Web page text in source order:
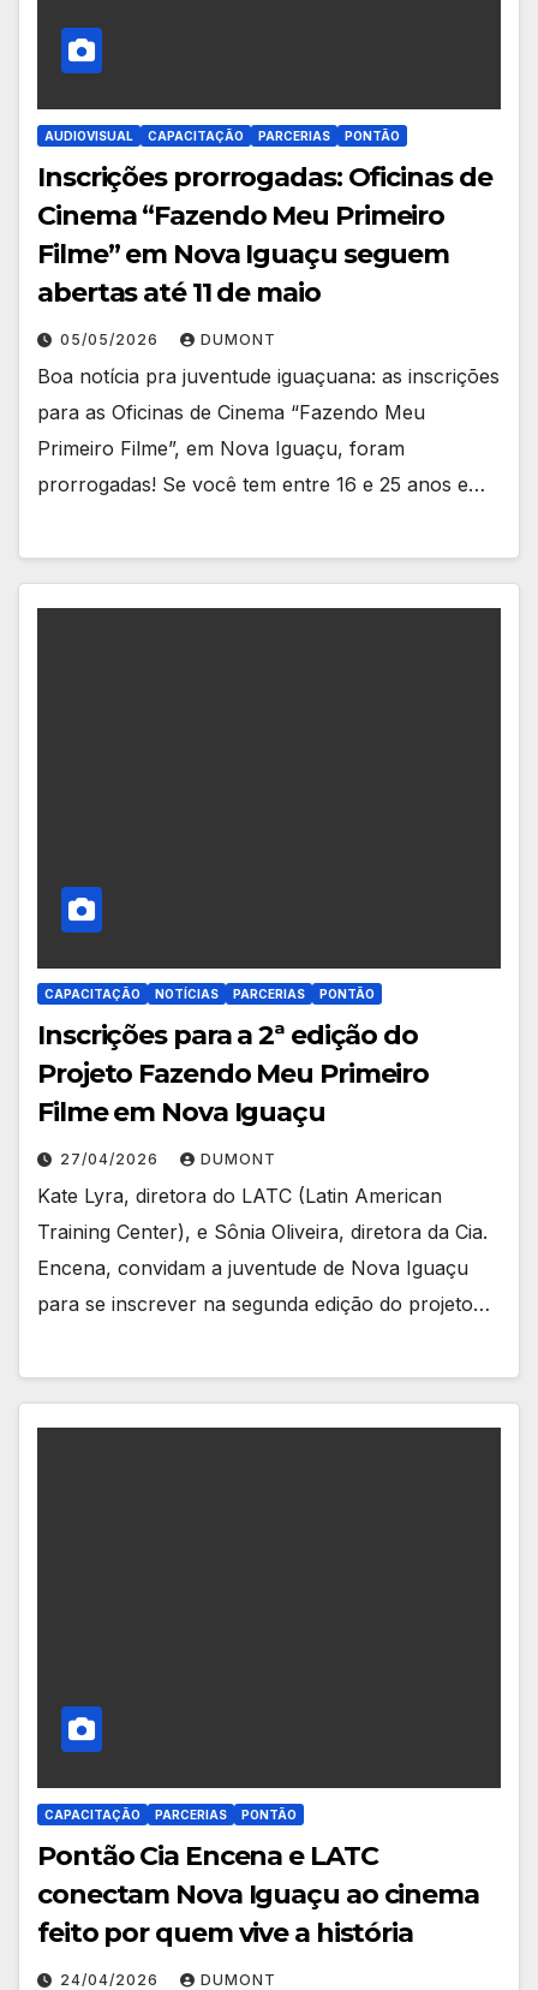
AUDIOVISUAL CAPACITAÇÃO PARCERIAS PONTÃO
Inscrições prorrogadas: Oficinas de
Cinema “Fazendo Meu Primeiro
Filme” em Nova Iguaçu seguem
abertas até 11 de maio
05/05/2026 DUMONT
Boa notícia pra juventude iguaçuana: as inscrições
para as Oficinas de Cinema “Fazendo Meu
Primeiro Filme”, em Nova Iguaçu, foram
prorrogadas! Se você tem entre 16 e 25 anos e…
CAPACITAÇÃO NOTÍCIAS PARCERIAS PONTÃO
Inscrições para a 2ª edição do
Projeto Fazendo Meu Primeiro
Filme em Nova Iguaçu
27/04/2026 DUMONT
Kate Lyra, diretora do LATC (Latin American
Training Center), e Sônia Oliveira, diretora da Cia.
Encena, convidam a juventude de Nova Iguaçu
para se inscrever na segunda edição do projeto…
CAPACITAÇÃO PARCERIAS PONTÃO
Pontão Cia Encena e LATC
conectam Nova Iguaçu ao cinema
feito por quem vive a história
24/04/2026 DUMONT